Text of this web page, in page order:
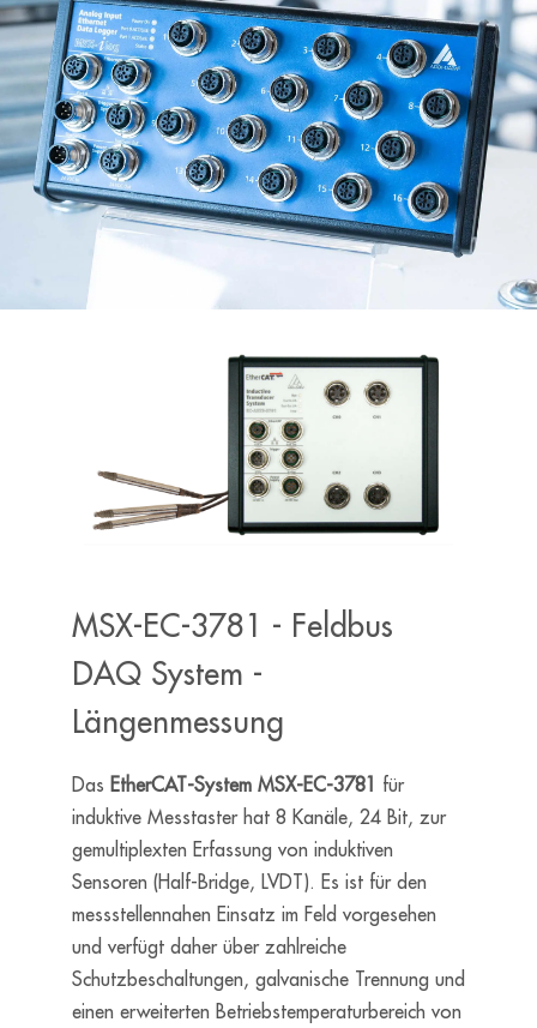
MSX-EC-3781 - Feldbus
DAQ System -
Längenmessung
Das EtherCAT-System MSX-EC-3781 für
induktive Messtaster hat 8 Kanäle, 24 Bit, zur
gemultiplexten Erfassung von induktiven
Sensoren (Half-Bridge, LVDT). Es ist für den
messstellennahen Einsatz im Feld vorgesehen
und verfügt daher über zahlreiche
Schutzbeschaltungen, galvanische Trennung und
einen erweiterten Betriebstemperaturbereich von